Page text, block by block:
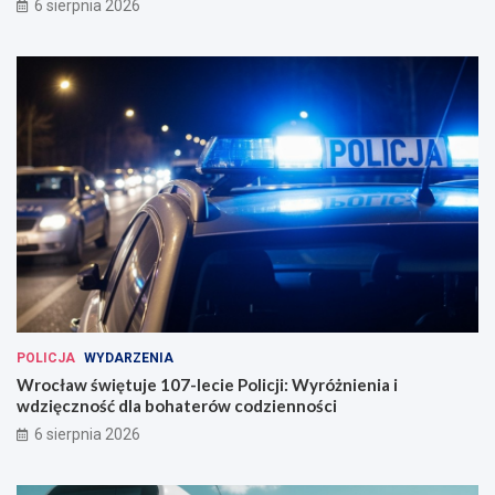
u
w
a
w
e
W
r
o
c
ł
w
i
u
a
u
w
6 sierpnia 2026
POLICJA WYDARZENIA
Wrocław świętuje 107-lecie Policji: Wyróżnienia i
wdzięczność dla bohaterów codzienności
6 sierpnia 2026